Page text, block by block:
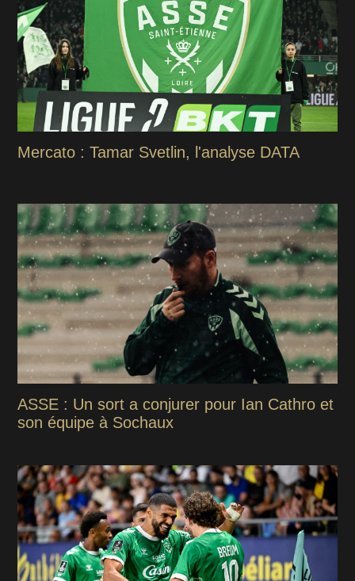
Mercato : Tamar Svetlin, l'analyse DATA
ASSE : Un sort a conjurer pour Ian Cathro et
son équipe à Sochaux